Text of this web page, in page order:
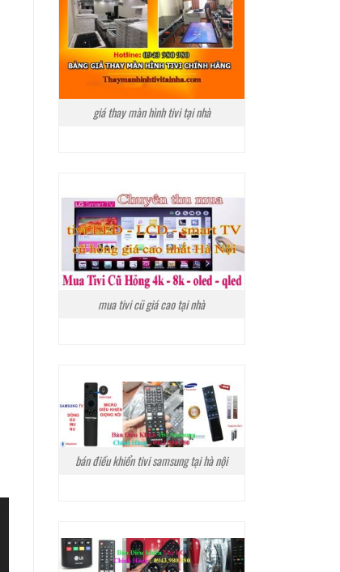
giá thay màn hình tivi tại nhà
mua tivi cũ giá cao tại nhà
bán điều khiển tivi samsung tại hà nội